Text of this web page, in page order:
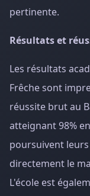
pertinente.
Résultats et
Les résultats
Frêche sont
réussite brut au
atteignant 98%
poursuivent
directement le
L'école est